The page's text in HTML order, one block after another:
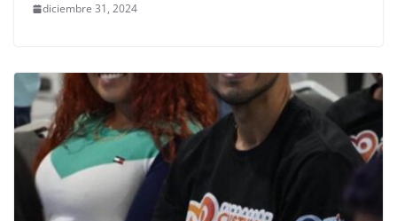
diciembre 31, 2024